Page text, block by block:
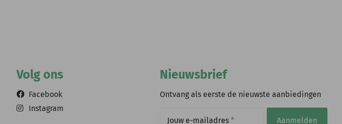
Volg ons
Facebook
Instagram
Nieuwsbrief
Ontvang als eerste de nieuwste aanbiedingen
Jouw e-mailadres * Aanmelden